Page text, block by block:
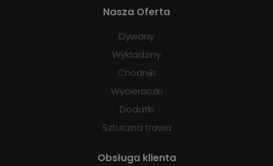
Nasza Oferta
Dywany
Wykładziny
Chodniki
Wycieraczki
Dodatki
Sztuczna trawa
Obsługa klienta